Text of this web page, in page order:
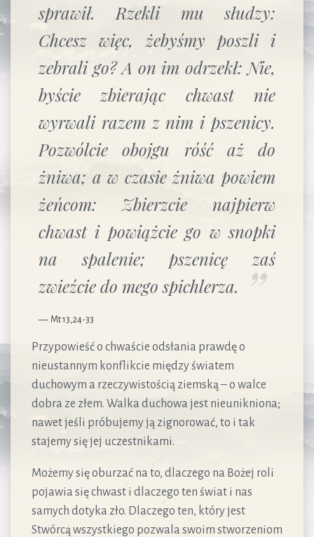
sprawił. Rzekli mu słudzy:
Chcesz więc, żebyśmy poszli i
zebrali go? A on im odrzekł: Nie,
byście zbierając chwast nie
wyrwali razem z nim i pszenicy.
Pozwólcie obojgu róść aż do
żniwa; a w czasie żniwa powiem
żeńcom: Zbierzcie najpierw
chwast i powiążcie go w snopki
na spalenie; pszenicę zaś
zwieźcie do mego spichlerza.
Mt 13,24-33
Przypowieść o chwaście odsłania prawdę o
nieustannym konflikcie między światem
duchowym a rzeczywistością ziemską – o walce
dobra ze złem. Walka duchowa jest nieunikniona;
nawet jeśli próbujemy ją zignorować, to i tak
stajemy się jej uczestnikami.
Możemy się oburzać na to, dlaczego na Bożej roli
pojawia się chwast i dlaczego ten świat i nas
samych dotyka zło. Dlaczego ten, który jest
Stwórcą wszystkiego pozwala swoim stworzeniom